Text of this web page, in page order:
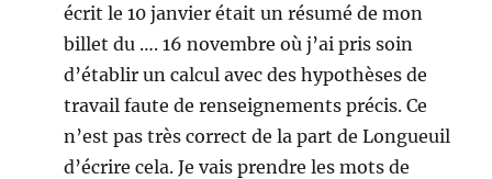
écrit le 10 janvier était un résumé de mon
billet du …. 16 novembre où j’ai pris soin
d’établir un calcul avec des hypothèses de
travail faute de renseignements précis. Ce
n’est pas très correct de la part de Longueuil
d’écrire cela. Je vais prendre les mots de